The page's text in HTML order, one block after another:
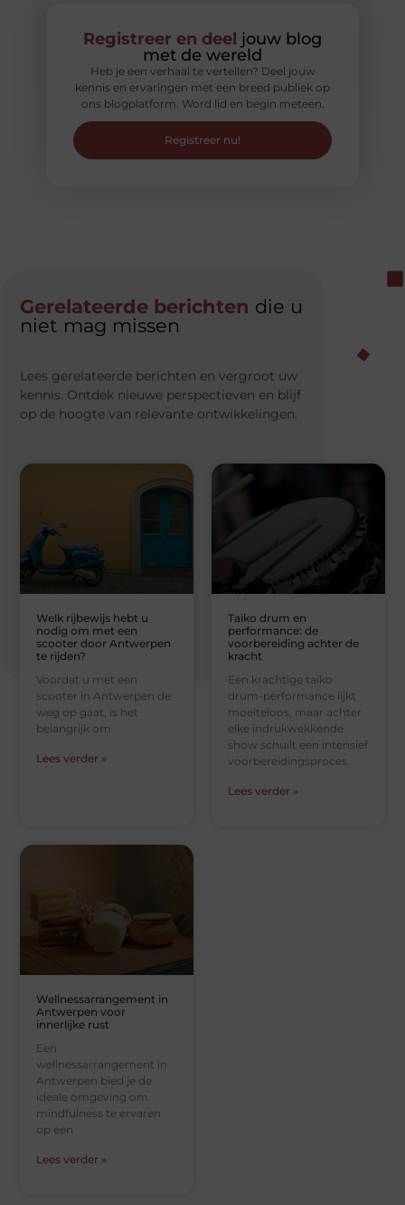
Registreer en deel jouw blog
met de wereld
Heb je een verhaal te vertellen? Deel jouw
kennis en ervaringen met een breed publiek op
ons blogplatform. Word lid en begin meteen.
Registreer nu!
Gerelateerde berichten die u
niet mag missen
Lees gerelateerde berichten en vergroot uw
kennis. Ontdek nieuwe perspectieven en blijf
op de hoogte van relevante ontwikkelingen.
Welk rijbewijs hebt u
nodig om met een
scooter door Antwerpen
te rijden?
Voordat u met een
scooter in Antwerpen de
weg op gaat, is het
belangrijk om
Lees verder »
Taiko drum en
performance: de
voorbereiding achter de
kracht
Een krachtige taiko
drum-performance lijkt
moeiteloos, maar achter
elke indrukwekkende
show schuilt een intensief
voorbereidingsproces.
Lees verder »
Wellnessarrangement in
Antwerpen voor
innerlijke rust
Een
wellnessarrangement in
Antwerpen bied je de
ideale omgeving om
mindfulness te ervaren
op een
Lees verder »